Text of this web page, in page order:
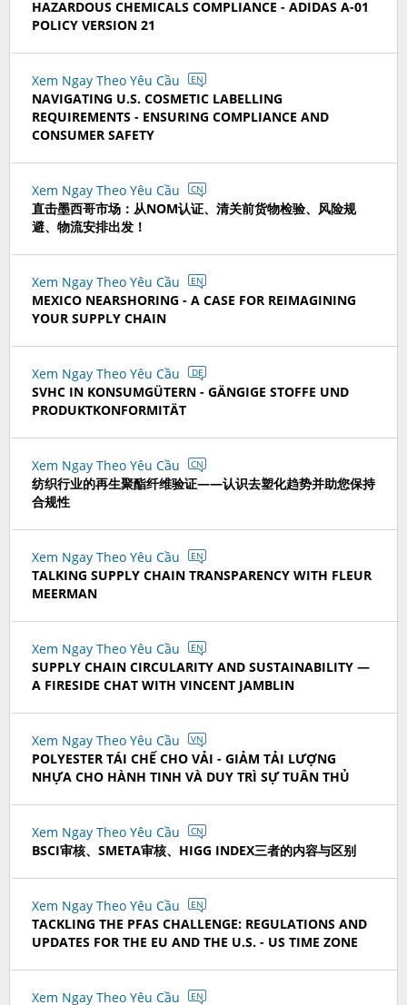
HAZARDOUS CHEMICALS COMPLIANCE - ADIDAS A-01
POLICY VERSION 21
Xem Ngay Theo Yêu Cầu EN
NAVIGATING U.S. COSMETIC LABELLING
REQUIREMENTS - ENSURING COMPLIANCE AND
CONSUMER SAFETY
Xem Ngay Theo Yêu Cầu CN
直击墨西哥市场：从NOM认证、清关前货物检验、风险规
避、物流安排出发！
Xem Ngay Theo Yêu Cầu EN
MEXICO NEARSHORING - A CASE FOR REIMAGINING
YOUR SUPPLY CHAIN
Xem Ngay Theo Yêu Cầu DE
SVHC IN KONSUMGÜTERN - GÄNGIGE STOFFE UND
PRODUKTKONFORMITÄT
Xem Ngay Theo Yêu Cầu CN
纺织行业的再生聚酯纤维验证——认识去塑化趋势并助您保持
合规性
Xem Ngay Theo Yêu Cầu EN
TALKING SUPPLY CHAIN TRANSPARENCY WITH FLEUR
MEERMAN
Xem Ngay Theo Yêu Cầu EN
SUPPLY CHAIN CIRCULARITY AND SUSTAINABILITY —
A FIRESIDE CHAT WITH VINCENT JAMBLIN
Xem Ngay Theo Yêu Cầu VN
POLYESTER TÁI CHẾ CHO VẢI - GIẢM TẢI LƯỢNG
NHỰA CHO HÀNH TINH VÀ DUY TRÌ SỰ TUÂN THỦ
Xem Ngay Theo Yêu Cầu CN
BSCI审核、SMETA审核、HIGG INDEX三者的内容与区别
Xem Ngay Theo Yêu Cầu EN
TACKLING THE PFAS CHALLENGE: REGULATIONS AND
UPDATES FOR THE EU AND THE U.S. - US TIME ZONE
Xem Ngay Theo Yêu Cầu EN